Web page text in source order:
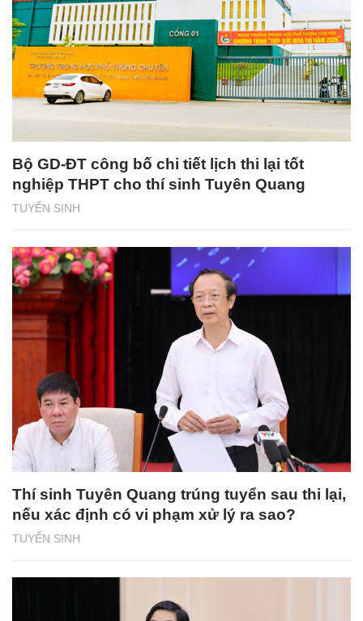
TUYỂN SINH
Bộ GD-ĐT công bố chi tiết lịch thi lại tốt
nghiệp THPT cho thí sinh Tuyên Quang
TUYỂN SINH
Thí sinh Tuyên Quang trúng tuyển sau thi lại,
nếu xác định có vi phạm xử lý ra sao?